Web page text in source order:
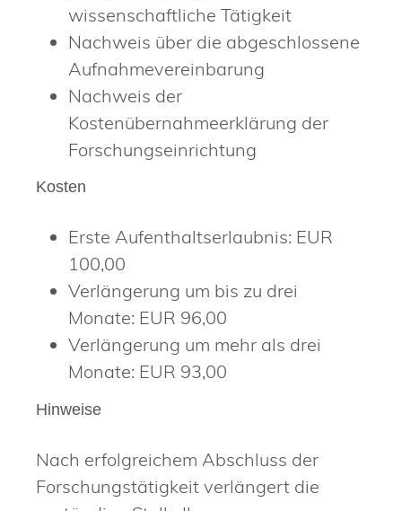
wissenschaftliche Tätigkeit
Nachweis über die abgeschlossene
Aufnahmevereinbarung
Nachweis der
Kostenübernahmeerklärung der
Forschungseinrichtung
Kosten
Erste Aufenthaltserlaubnis: EUR
100,00
Verlängerung um bis zu drei
Monate: EUR 96,00
Verlängerung um mehr als drei
Monate: EUR 93,00
Hinweise
Nach erfolgreichem Abschluss der
Forschungstätigkeit verlängert die